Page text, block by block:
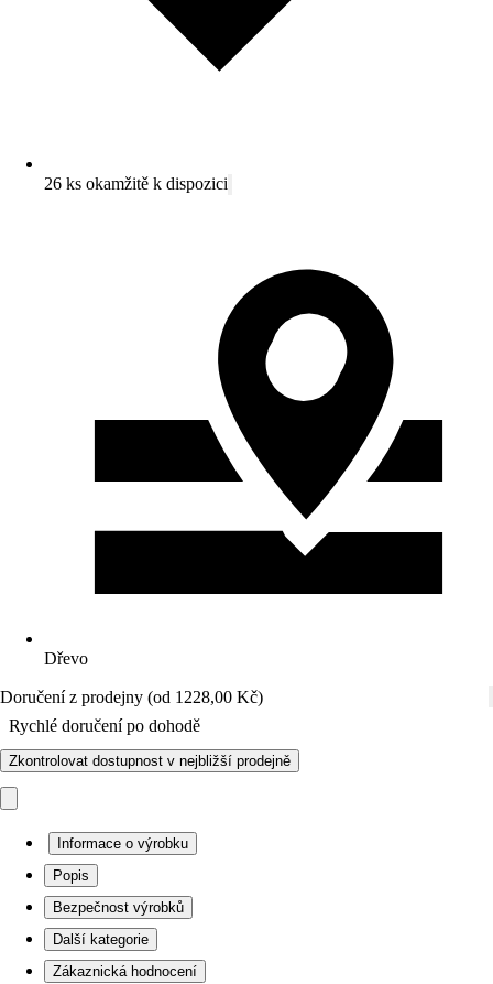
26 ks okamžitě k dispozici
Dřevo
Doručení z prodejny (od 1228,00 Kč)
Rychlé doručení po dohodě
Zkontrolovat dostupnost v nejbližší prodejně
Informace o výrobku
Popis
Bezpečnost výrobků
Další kategorie
Zákaznická hodnocení